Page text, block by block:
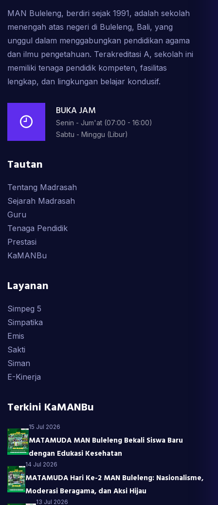
MAN Buleleng, berdiri sejak 1991, adalah sekolah
menengah atas negeri di Buleleng, Bali, yang
unggul dalam menggabungkan pendidikan agama
dan ilmu pengetahuan. Terakreditasi A, sekolah ini
memiliki tenaga pendidik kompeten, fasilitas
lengkap, dan lingkungan belajar kondusif.
BUKA JAM
Senin - Jum'at (07:00 - 16:00)
Sabtu - Minggu (Libur)
Tautan
Tentang Madrasah
Sejarah Madrasah
Guru
Tenaga Pendidik
Prestasi
KaMANBu
Layanan
Simpeg 5
Simpatika
Emis
Sakti
Siman
E-Kinerja
Terkini KaMANBu
15 Jul 2026
MATAMUDA MAN Buleleng Bekali Siswa Baru
dengan Edukasi Kesehatan
14 Jul 2026
MATAMUDA Hari Ke-2 MAN Buleleng: Nasionalisme,
Moderasi Beragama, dan Aksi Hijau
13 Jul 2026